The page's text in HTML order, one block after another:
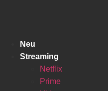
Neu
Streaming
Netflix
Prime